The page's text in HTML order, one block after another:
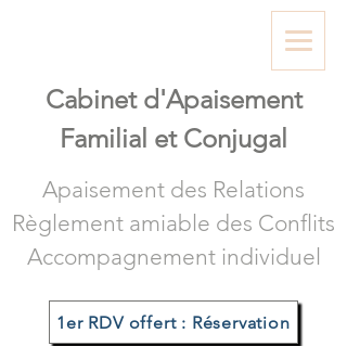
Cabinet d'Apaisement
Familial et Conjugal
Apaisement des Relations
Règlement amiable des Conflits
Accompagnement individuel
1er RDV offert : Réservation